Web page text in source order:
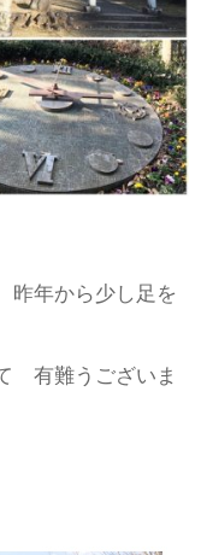
年から少し足を
有難うございま